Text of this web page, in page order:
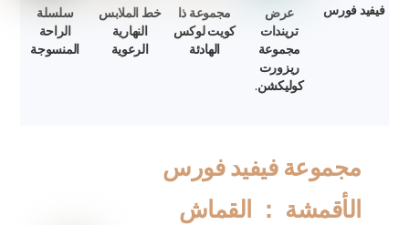
فيفيد فورس
عرض
تريندات
مجموعة
ريزورت
كوليكشن.
مجموعة ذا
كويت لوكس
الهادئة
خط الملابس
النهارية
الرعوية
سلسلة
الراحة
المنسوجة
مجموعة فيفيد فورس
الأقمشة ： القماش